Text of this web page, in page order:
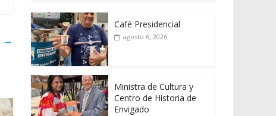
→
Café Presidencial
agosto 6, 2026
Ministra de Cultura y
Centro de Historia de
Envigado